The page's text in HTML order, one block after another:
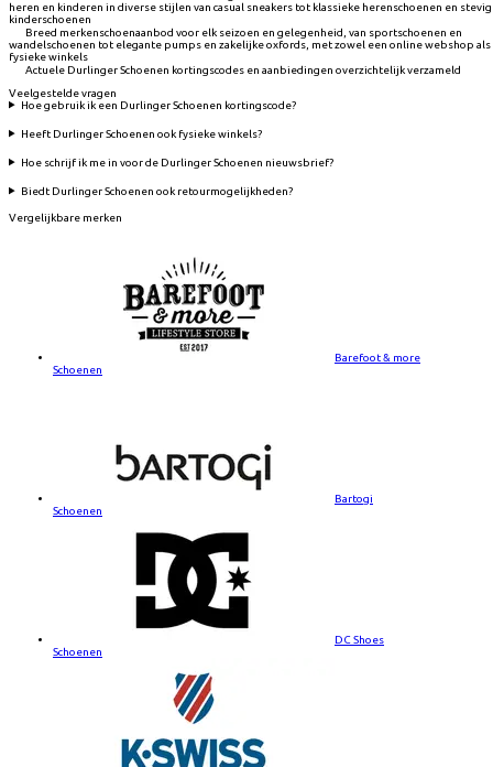
heren en kinderen in diverse stijlen van casual sneakers tot klassieke herenschoenen en
kinderschoenen
Breed merkenschoenaanbod voor elk seizoen en gelegenheid, van sportschoenen en
wandelschoenen tot elegante pumps en zakelijke oxfords, met zowel een online webshop als
fysieke winkels
Actuele Durlinger Schoenen kortingscodes en aanbiedingen overzichtelijk verzameld
Veelgestelde vragen
Hoe gebruik ik een Durlinger Schoenen kortingscode?
Heeft Durlinger Schoenen ook fysieke winkels?
Hoe schrijf ik me in voor de Durlinger Schoenen nieuwsbrief?
Biedt Durlinger Schoenen ook retourmogelijkheden?
Vergelijkbare merken
Barefoot & more
Schoenen
Bartogi
Schoenen
DC Shoes
Schoenen